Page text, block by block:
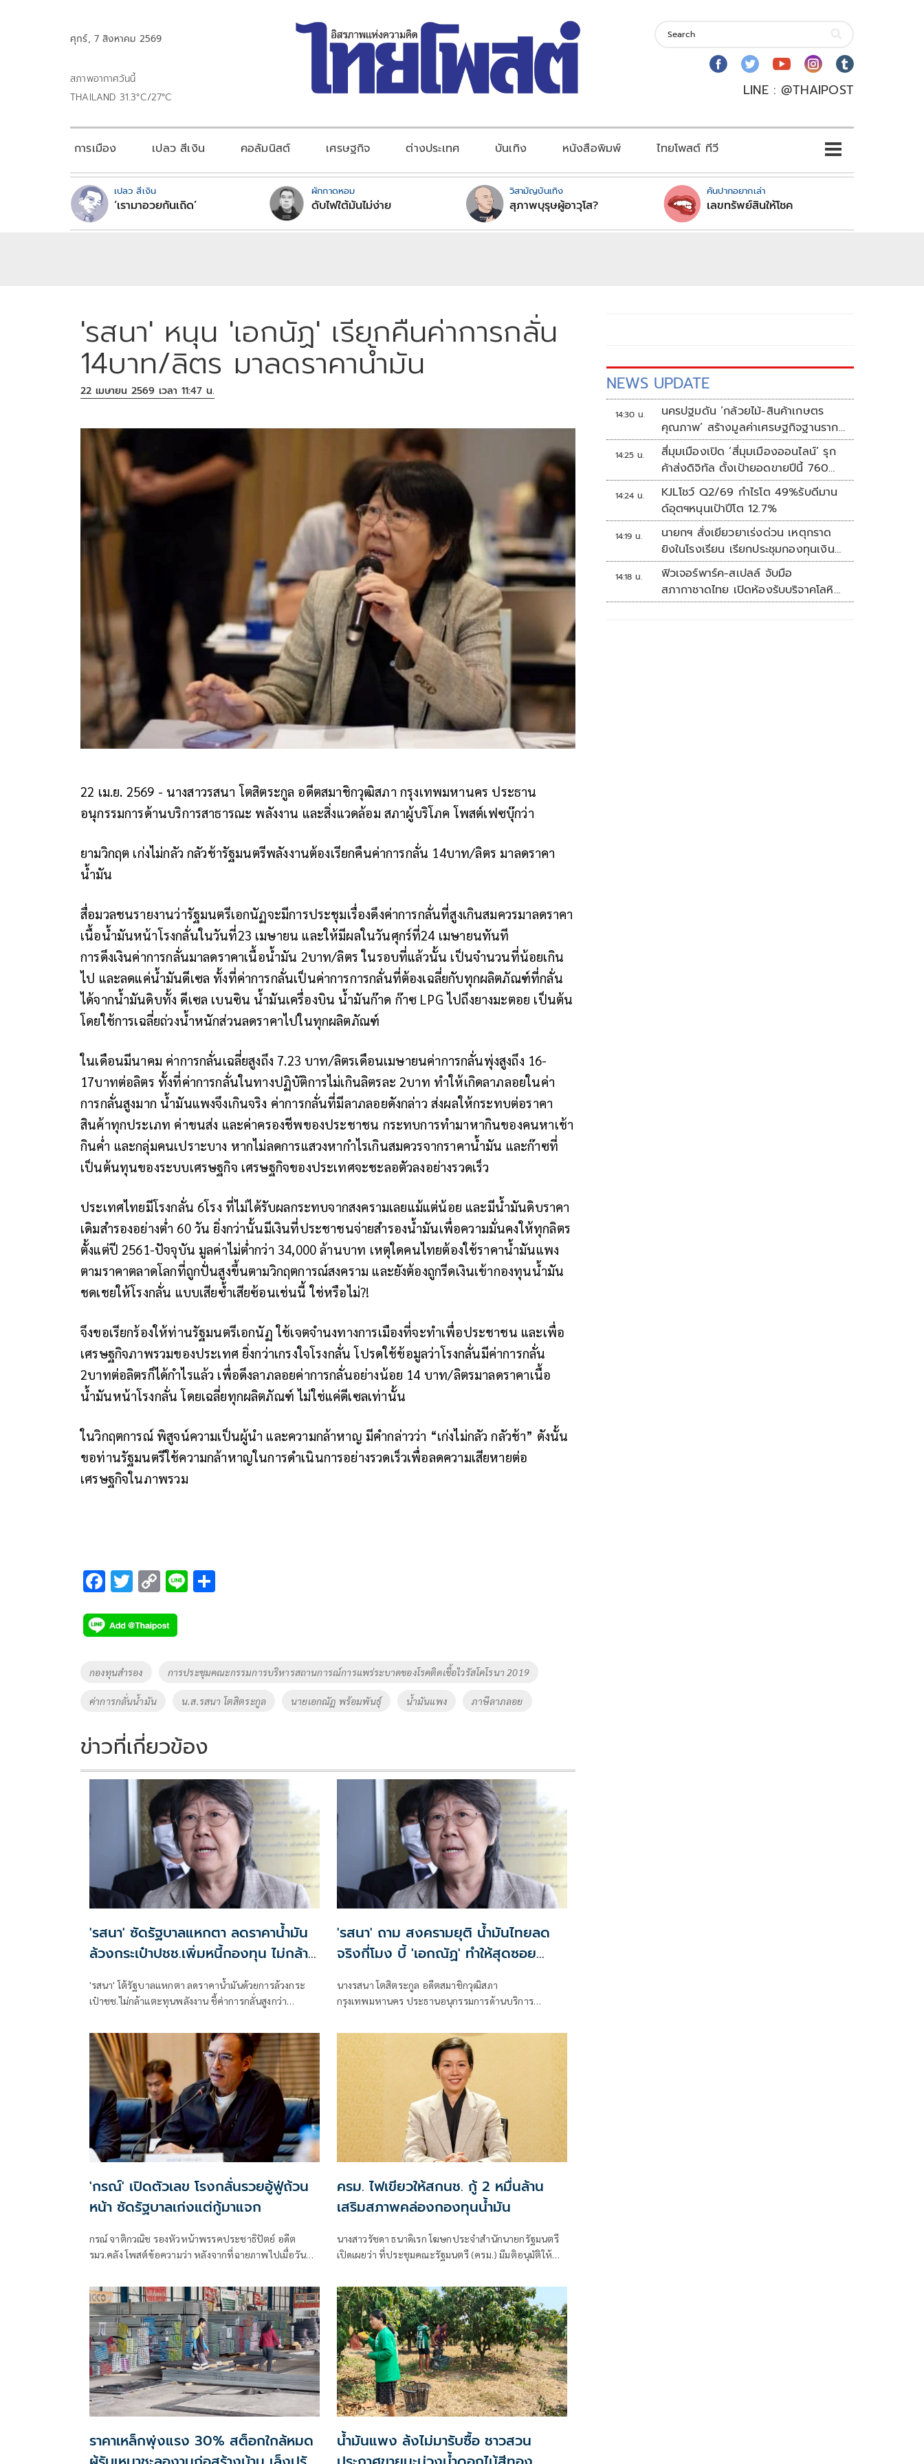
ศุกร์, 7 สิงหาคม 2569
สภาพอากาศวันนี้
THAILAND 31.3°C/27°C
LINE : @THAIPOST
การเมือง เปลว สีเงิน คอลัมนิสต์ เศรษฐกิจ ต่างประเทศ บันเทิง หนังสือพิมพ์ ไทยโพสต์ ทีวี
เปลว สีเงิน
‘เรามาอวยกันเถิด’
ผักกาดหอม
ดับไฟใต้มันไม่ง่าย
วิสามัญบันเทิง
สุภาพบุรุษผู้อาวุโส?
คันปากอยากเล่า
เลขทรัพย์สินให้โชค
'รสนา' หนุน 'เอกนัฏ' เรียกคืนค่าการกลั่น
14บาท/ลิตร มาลดราคาน้ำมัน
22 เมษายน 2569 เวลา 11:47 น.
22 เม.ย. 2569 - นางสาวรสนา โตสิตระกูล อดีตสมาชิกวุฒิสภา กรุงเทพมหานคร ประธาน
อนุกรรมการด้านบริการสาธารณะ พลังงาน และสิ่งแวดล้อม สภาผู้บริโภค โพสต์เฟซบุ๊กว่า
ยามวิกฤต เก่งไม่กลัว กลัวช้ารัฐมนตรีพลังงานต้องเรียกคืนค่าการกลั่น 14บาท/ลิตร มาลดราคา
น้ำมัน
สื่อมวลชนรายงานว่ารัฐมนตรีเอกนัฏจะมีการประชุมเรื่องดึงค่าการกลั่นที่สูงเกินสมควรมาลดราคา
เนื้อน้ำมันหน้าโรงกลั่นในวันที่23 เมษายน และให้มีผลในวันศุกร์ที่24 เมษายนทันที
การดึงเงินค่าการกลั่นมาลดราคาเนื้อน้ำมัน 2บาท/ลิตร ในรอบที่แล้วนั้น เป็นจำนวนที่น้อยเกิน
ไป และลดแค่น้ำมันดีเซล ทั้งที่ค่าการกลั่นเป็นค่าการการกลั่นที่ต้องเฉลี่ยกับทุกผลิตภัณฑ์ที่กลั่น
ได้จากน้ำมันดิบทั้ง ดีเซล เบนซิน น้ำมันเครื่องบิน น้ำมันก๊าด ก๊าซ LPG ไปถึงยางมะตอย เป็นต้น
โดยใช้การเฉลี่ยถ่วงน้ำหนักส่วนลดราคาไปในทุกผลิตภัณฑ์
ในเดือนมีนาคม ค่าการกลั่นเฉลี่ยสูงถึง 7.23 บาท/ลิตรเดือนเมษายนค่าการกลั่นพุ่งสูงถึง 16-
17บาทต่อลิตร ทั้งที่ค่าการกลั่นในทางปฏิบัติการไม่เกินลิตรละ 2บาท ทำให้เกิดลาภลอยในค่า
การกลั่นสูงมาก น้ำมันแพงจึงเกินจริง ค่าการกลั่นที่มีลาภลอยดังกล่าว ส่งผลให้กระทบต่อราคา
สินค้าทุกประเภท ค่าขนส่ง และค่าครองชีพของประชาชน กระทบการทำมาหากินของคนหาเช้า
กินค่ำ และกลุ่มคนเปราะบาง หากไม่ลดการแสวงหากำไรเกินสมควรจากราคาน้ำมัน และก๊าซที่
เป็นต้นทุนของระบบเศรษฐกิจ เศรษฐกิจของประเทศจะชะลอตัวลงอย่างรวดเร็ว
ประเทศไทยมีโรงกลั่น 6โรง ที่ไม่ได้รับผลกระทบจากสงครามเลยแม้แต่น้อย และมีน้ำมันดิบราคา
เดิมสำรองอย่างต่ำ 60 วัน ยิ่งกว่านั้นมีเงินที่ประชาชนจ่ายสำรองน้ำมันเพื่อความมั่นคงให้ทุกลิตร
ตั้งแต่ปี 2561-ปัจจุบัน มูลค่าไม่ต่ำกว่า 34,000 ล้านบาท เหตุใดคนไทยต้องใช้ราคาน้ำมันแพง
ตามราคาตลาดโลกที่ถูกปั่นสูงขึ้นตามวิกฤตการณ์สงคราม และยังต้องถูกรีดเงินเข้ากองทุนน้ำมัน
ชดเชยให้โรงกลั่น แบบเสียซ้ำเสียซ้อนเช่นนี้ ใช่หรือไม่?!
จึงขอเรียกร้องให้ท่านรัฐมนตรีเอกนัฏ ใช้เจตจำนงทางการเมืองที่จะทำเพื่อประชาชน และเพื่อ
เศรษฐกิจภาพรวมของประเทศ ยิ่งกว่าเกรงใจโรงกลั่น โปรดใช้ข้อมูลว่าโรงกลั่นมีค่าการกลั่น
2บาทต่อลิตรก็ได้กำไรแล้ว เพื่อดึงลาภลอยค่าการกลั่นอย่างน้อย 14 บาท/ลิตรมาลดราคาเนื้อ
น้ำมันหน้าโรงกลั่น โดยเฉลี่ยทุกผลิตภัณฑ์ ไม่ใช่แค่ดีเซลเท่านั้น
ในวิกฤตการณ์ พิสูจน์ความเป็นผู้นำ และความกล้าหาญ มีคำกล่าวว่า “เก่งไม่กลัว กลัวช้า” ดังนั้น
ขอท่านรัฐมนตรีใช้ความกล้าหาญในการดำเนินการอย่างรวดเร็วเพื่อลดความเสียหายต่อ
เศรษฐกิจในภาพรวม
F
e
b
o
k
T
tt
er
C
p
y
Li
Li
Tags
กองทุนสำรอง การประชุมคณะกรรมการบริหารสถานการณ์การแพร่ระบาดของโรคติดเชื้อไวรัสโคโรนา 2019
ค่าการกลั่นน้ำมัน น.ส.รสนา โตสิตระกูล นายเอกณัฏ พร้อมพันธุ์ น้ำมันแพง ภาษีลาภลอย
ข่าวที่เกี่ยวข้อง
'รสนา' ซัดรัฐบาลแหกตา ลดราคาน้ำมัน
ล้วงกระเป๋าปชช.เพิ่มหนี้กองทุน ไม่กล้า
'รสนา' โต้รัฐบาลแหกตา ลดราคาน้ำมันด้วยการล้วงกระ
เป๋าชช.ไม่กล้าแตะทุนพลังงาน ชี้ค่าการกลั่นสูงกว่า
สูงถึง 3.60 บาทต่อลิตร เป็นการแล่เนื้อเถือหนัง ด้วยการ
เพิ่มหนี้ปชช.ในกองทุนน้ำมัน
'รสนา' ถาม สงครามยุติ น้ำมันไทยลด
จริงกี่โมง บี้ 'เอกณัฏ' ทำให้สุดซอย
นางรสนา โตสิตระกูล อดีตสมาชิกวุฒิสภา
กรุงเทพมหานคร ประธานอนุกรรมการด้านบริการ
ซบุ๊ก ระบุว่า สงครามยุติ น้ำมันไทยลดจริงกี่โมง
'กรณ์' เปิดตัวเลข โรงกลั่นรวยอู้ฟู่ถ้วน
หน้า ซัดรัฐบาลเก่งแต่กู้มาแจก
กรณ์ จาติกวณิช รองหัวหน้าพรรคประชาธิปัตย์ อดีต
รมว.คลัง โพสต์ข้อความว่า หลังจากที่ฉายภาพไปเมื่อวัน
ครม. ไฟเขียวให้สกนช. กู้ 2 หมื่นล้าน
เสริมสภาพคล่องกองทุนน้ำมัน
นางสาวรัชดา ธนาดิเรก โฆษกประจำสำนักนายกรัฐมนตรี
เปิดเผยว่า ที่ประชุมคณะรัฐมนตรี (ครม.) มีมติอนุมัติให้
ราคาเหล็กพุ่งแรง 30% สต็อกใกล้หมด
น้ำมันแพง ล้งไม่มารับซื้อ ชาวสวน
NEWS UPDATE
14:30 น.
นครปฐมดัน ‘กล้วยไม้-สินค้าเกษตร
คุณภาพ’ สร้างมูลค่าเศรษฐกิจฐานราก
ตั้งเป้าเงินสะพัด 10 ล้านบาท
14:25 น.
สี่มุมเมืองเปิด ‘สี่มุมเมืองออนไลน์’ รุก
ค้าส่งดิจิทัล ตั้งเป้ายอดขายปีนี้ 760
ล้านบาท
14:24 น.
KJLโชว์ Q2/69 กำไรโต 49%รับดีมาน
ด์อุตฯหนุนเป้าปีโต 12.7%
14:19 น.
นายกฯ สั่งเยียวยาเร่งด่วน เหตุกราด
ยิงในโรงเรียน เรียกประชุมกองทุนเงิน
ช่วยเหลือฯทันที
14:18 น.
ฟิวเจอร์พาร์ค-สเปลล์ จับมือ
สภากาชาดไทย เปิดห้องรับบริจาคโลหิต
ประจำแห่งแรกในศูนย์การค้าปทุมธานี